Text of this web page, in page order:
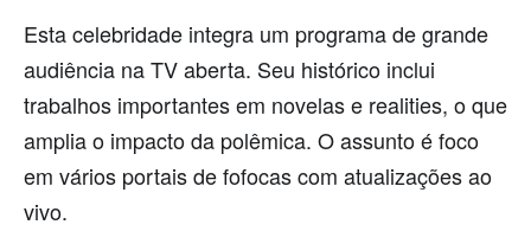
Esta celebridade integra um programa de grande
audiência na TV aberta. Seu histórico inclui
trabalhos importantes em novelas e realities, o que
amplia o impacto da polêmica. O assunto é foco
em vários portais de fofocas com atualizações ao
vivo.